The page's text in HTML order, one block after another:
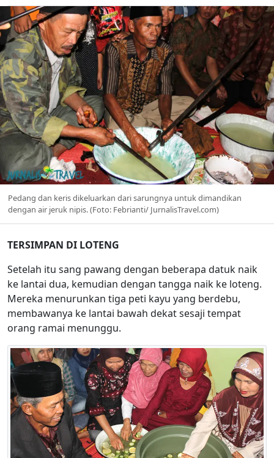
Pedang dan keris dikeluarkan dari sarungnya untuk dimandikan
dengan air jeruk nipis. (Foto: Febrianti/ JurnalisTravel.com)
TERSIMPAN DI LOTENG
Setelah itu sang pawang dengan beberapa datuk naik
ke lantai dua, kemudian dengan tangga naik ke loteng.
Mereka menurunkan tiga peti kayu yang berdebu,
membawanya ke lantai bawah dekat sesaji tempat
orang ramai menunggu.